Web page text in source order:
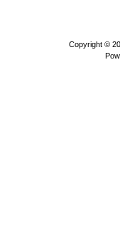
Copyright ©